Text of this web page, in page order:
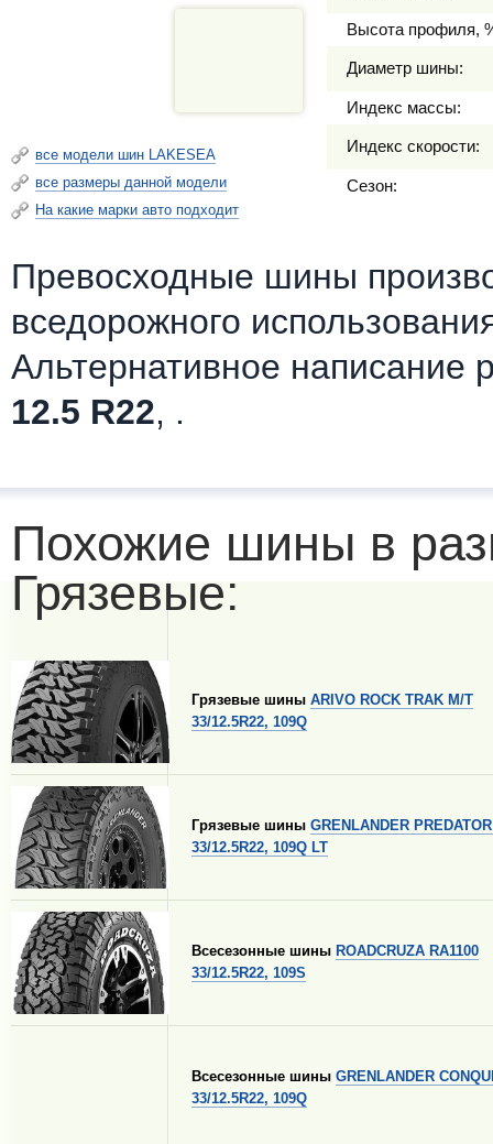
все модели шин LAKESEA
все размеры данной модели
На какие марки авто подходит
Высота профиля,
Диаметр шины:
Индекс массы:
Индекс скорости:
Сезон:
Превосходные шины
вседорожного
Альтернативное написание
12.5 R22, .
Похожие шины в
Грязевые:
Грязевые шины ARIVO ROCK TRAK M/T
33/12.5R22, 109Q
Грязевые шины GRENLANDER
33/12.5R22, 109Q LT
Всесезонные шины ROADCRUZA RA1100
33/12.5R22, 109S
Всесезонные шины GRENLANDER
33/12.5R22, 109Q